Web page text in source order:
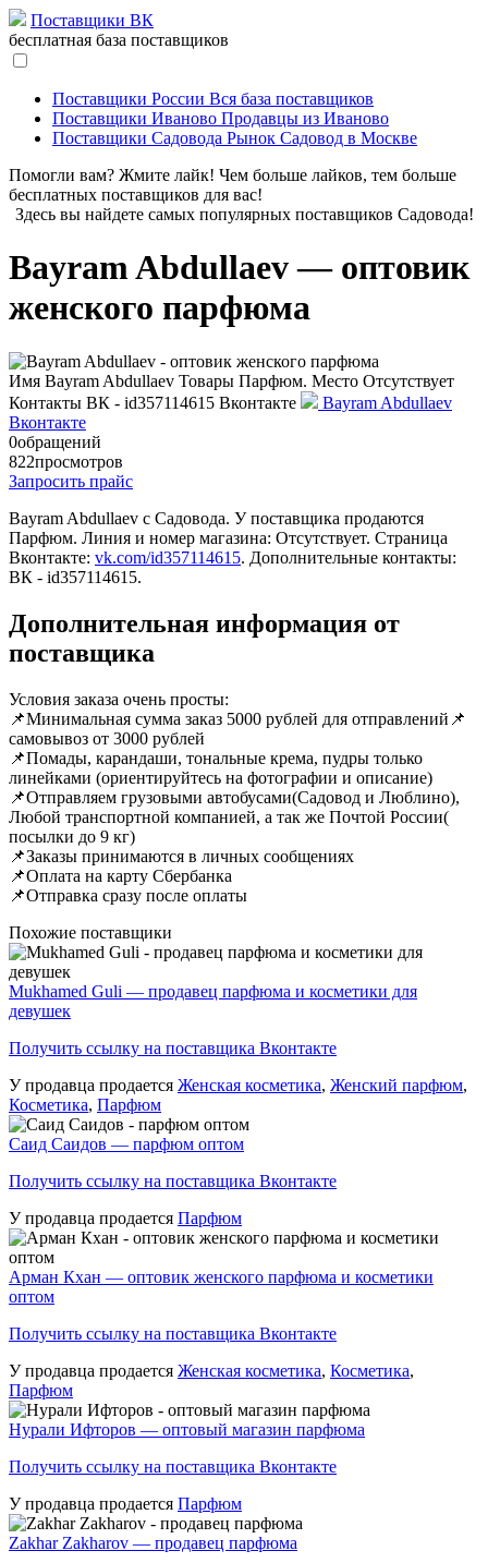
Поставщики ВК
бесплатная база поставщиков
Поставщики России Вся база поставщиков
Поставщики Иваново Продавцы из Иваново
Поставщики Садовода Рынок Садовод в Москве
Помогли вам? Жмите лайк! Чем больше лайков, тем больше
бесплатных поставщиков для вас!
Здесь вы найдете самых популярных поставщиков Садовода!
Bayram Abdullaev — оптовик
женского парфюма
Имя Bayram Abdullaev Товары Парфюм. Место Отсутствует
Контакты ВК - id357114615 Вконтакте
Bayram Abdullaev
Вконтакте
0обращений
822просмотров
Запросить прайс
Bayram Abdullaev c Садовода. У поставщика продаются
Парфюм. Линия и номер магазина: Отсутствует. Страница
Вконтакте: vk.com/id357114615. Дополнительные контакты:
ВК - id357114615.
Дополнительная информация от
поставщика
Условия заказа очень просты:
📌Минимальная сумма заказ 5000 рублей для отправлений📌
самовывоз от 3000 рублей
📌Помады, карандаши, тональные крема, пудры только
линейками (ориентируйтесь на фотографии и описание)
📌Отправляем грузовыми автобусами(Садовод и Люблино),
Любой транспортной компанией, а так же Почтой России(
посылки до 9 кг)
📌Заказы принимаются в личных сообщениях
📌Оплата на карту Сбербанка
📌Отправка сразу после оплаты
Похожие поставщики
Mukhamed Guli — продавец парфюма и косметики для
девушек
Получить ссылку на поставщика Вконтакте
У продавца продается Женская косметика, Женский парфюм,
Косметика, Парфюм
Саид Саидов — парфюм оптом
Получить ссылку на поставщика Вконтакте
У продавца продается Парфюм
Арман Кхан — оптовик женского парфюма и косметики
оптом
Получить ссылку на поставщика Вконтакте
У продавца продается Женская косметика, Косметика,
Парфюм
Нурали Ифторов — оптовый магазин парфюма
Получить ссылку на поставщика Вконтакте
У продавца продается Парфюм
Zakhar Zakharov — продавец парфюма